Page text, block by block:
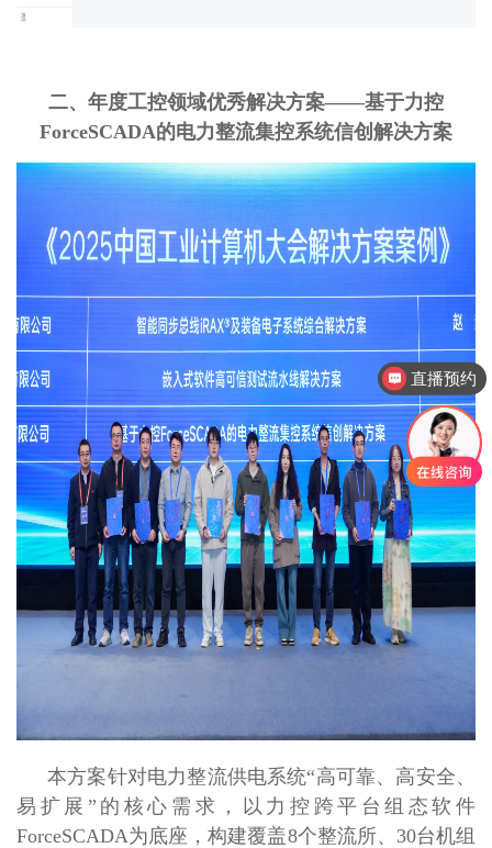
二、年度工控领域优秀解决方案——基于力控
ForceSCADA的电力整流集控系统信创解决方案
本方案针对电力整流供电系统“高可靠、高安全、
易扩展”的核心需求，以力控跨平台组态软件
ForceSCADA为底座，构建覆盖8个整流所、30台机组
直播预约
产品售后服务